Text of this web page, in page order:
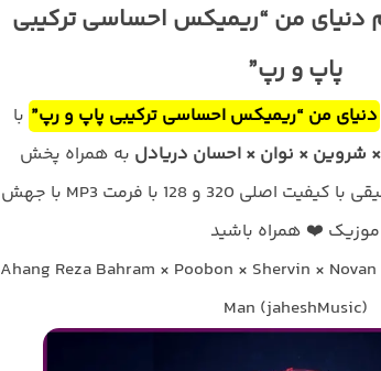
دنیای من “ریمیکس احساسی ترکیبی
پاپ و رپ”
دنیای من “ریمیکس احساسی ترکیبی پاپ و رپ” با
شروین × نوان × احسان دریادل به همراه پخش
آنلاین ترانه و متن کامل موسیقی با کیفیت اصلی 320 و 128 با فرمت MP3 با جهش
موزیک ❤️ همراه باشید
Ahang Reza Bahram × Poobon × Shervin ×
Man (jaheshMusic)